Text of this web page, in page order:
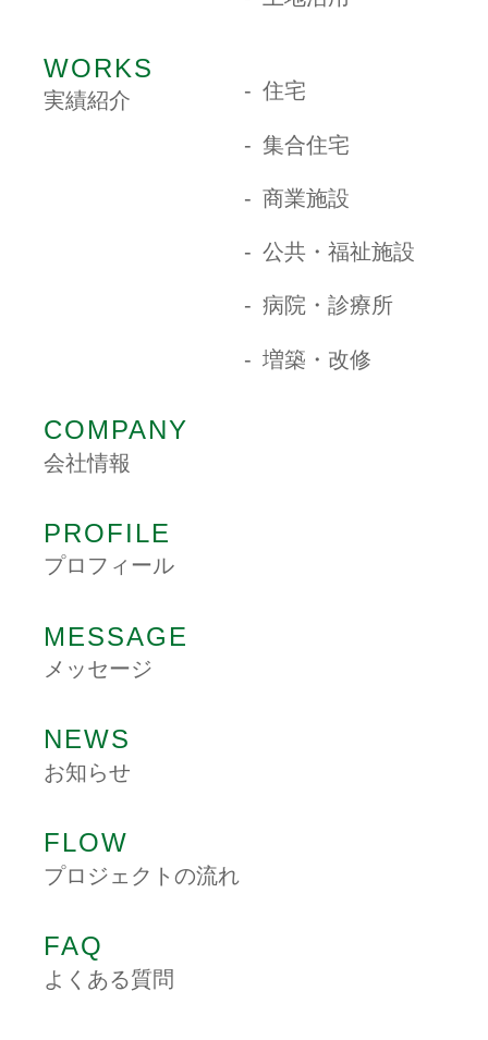
WORKS
実績紹介 住宅
集合住宅
商業施設
公共・福祉施設
病院・診療所
増築・改修
COMPANY
会社情報
PROFILE
プロフィール
MESSAGE
メッセージ
NEWS
お知らせ
FLOW
プロジェクトの流れ
FAQ
よくある質問